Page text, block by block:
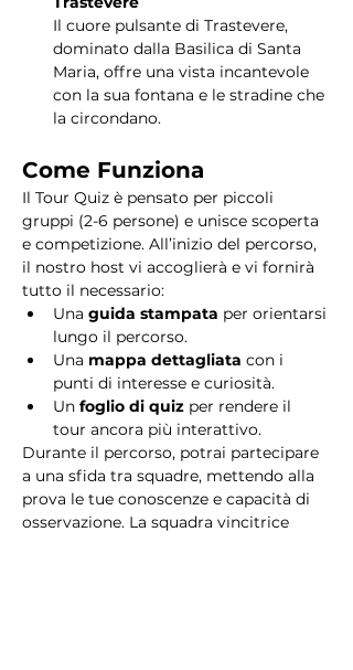
Il cuore pulsante di Trastevere,
dominato dalla Basilica di Santa
Maria, offre una vista incantevole
con la sua fontana e le stradine che
la circondano.
Come Funziona
Il Tour Quiz è pensato per piccoli
gruppi (2-6 persone) e unisce scoperta
e competizione. All’inizio del percorso,
il nostro host vi accoglierà e vi fornirà
tutto il necessario:
Una guida stampata per orientarsi
lungo il percorso.
Una mappa dettagliata con i
punti di interesse e curiosità.
Un foglio di quiz per rendere il
tour ancora più interattivo.
Durante il percorso, potrai partecipare
a una sfida tra squadre, mettendo alla
prova le tue conoscenze e capacità di
osservazione. La squadra vincitrice